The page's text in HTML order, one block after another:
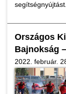
segítségnyújtást.
Országos
Bajnokság
2022. február.